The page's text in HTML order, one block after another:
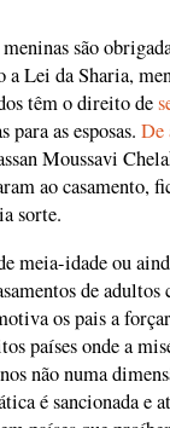
são
a Lei da Sharia,
têm o direito de
para as esposas. De
Moussavi
ao casamento,
sorte.
meia-idade ou
de
os pais a
países onde a
não numa
é sancionada e